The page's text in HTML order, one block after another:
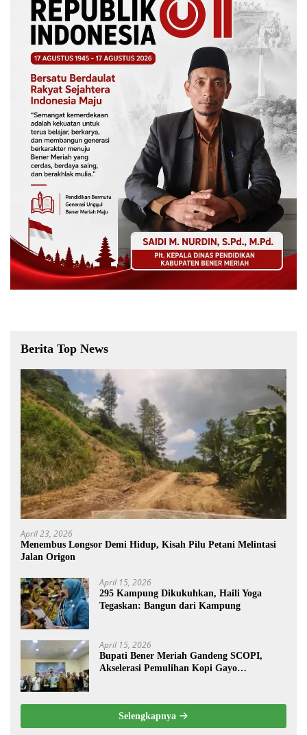
Berita Top News
April 23, 2026
Menembus Longsor Demi Hidup, Kisah Pilu Petani Melintasi
Jalan Origon
April 15, 2026
295 Kampung Dikukuhkan, Haili Yoga
Tegaskan: Bangun dari Kampung
April 15, 2026
Bupati Bener Meriah Gandeng SCOPI,
Akselerasi Pemulihan Kopi Gayo
Selengkapnya